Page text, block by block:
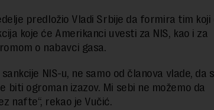
predložio Vladi Srbije da formira tim koji
koje će Amerikanci uvesti za NIS, kao i za
o nabavci gasa.
NIS-u, ne samo od članova vlade, da
biti ogroman izazov. Mi sebi ne možemo da
nafte“, rekao je Vučić.